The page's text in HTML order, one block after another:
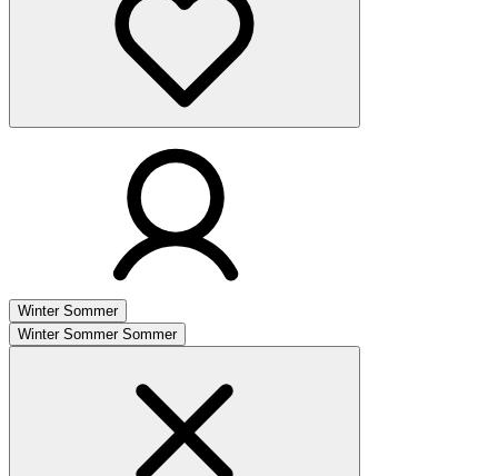
Winter Sommer
Winter Sommer Sommer